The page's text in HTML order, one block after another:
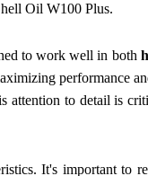
Oil W100 Plus.
to work well in both
performance
attention to detail is
It's important to